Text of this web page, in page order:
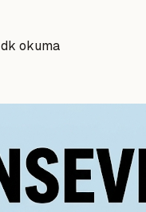
dk okuma